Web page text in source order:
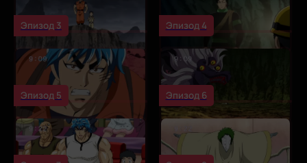
Эпизод 3 Эпизод 4
Эпизод 5 Эпизод 6